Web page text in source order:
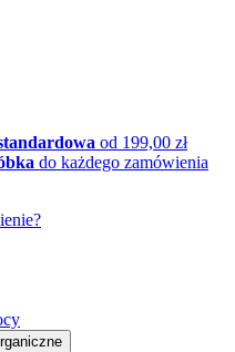
od 199,00 zł
do każdego zamówienia